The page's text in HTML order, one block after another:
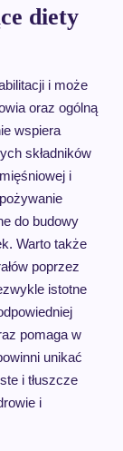
diety
i może
oraz ogólną
wspiera
składników
i
do budowy
Warto także
poprzez
istotne
pomaga w
unikać
i tłuszcze
i